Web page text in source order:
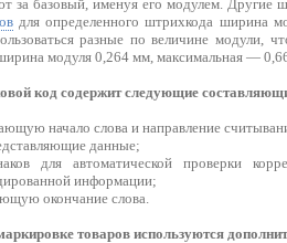
за базовый, именуя его модулем. Другие
для определенного штрихкода ширина
разные по величине модули,
модуля 0,264 мм, максимальная —
код содержит следующие
начало слова и направление
данные;
для автоматической проверки
информации;
окончание слова.
товаров используются